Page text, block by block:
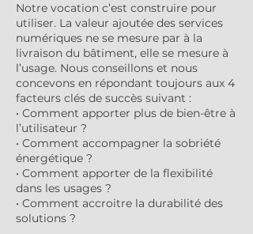
Notre vocation c’est construire pour
utiliser. La valeur ajoutée des services
numériques ne se mesure par à la
livraison du bâtiment, elle se mesure à
l’usage. Nous conseillons et nous
concevons en répondant toujours aux 4
facteurs clés de succès suivant :
• Comment apporter plus de bien-être à
l’utilisateur ?
• Comment accompagner la sobriété
énergétique ?
• Comment apporter de la flexibilité
dans les usages ?
• Comment accroitre la durabilité des
solutions ?